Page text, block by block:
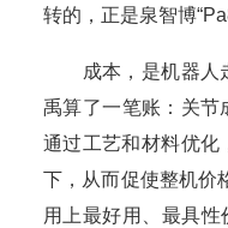
转的，正是泉智博
成本，是机器人
禹算了一笔账：关节
通过工艺和材料优化
下，从而促使整机价
用上最好用、最具性